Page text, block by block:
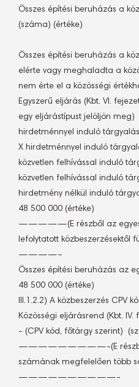
Összes építési beruházás a
(száma) (értéke)
Összes építési beruházás a
elérte vagy meghaladta a
nem érte el a közösségi
Egyszerű eljárás (Kbt. VI.
egy eljárástípust jelöljön meg)
hirdetménnyel induló
X hirdetménnyel induló
közvetlen felhívással induló
közvetlen felhívással induló
hirdetmény nélkül induló
48 500 000 (értéke)
—————(E részből az
lefolytatott közbeszerzésektől
————–
Összes építési beruházás az
48 500 000 (értéke)
III.1.2.2) A közbeszerzés CPV
Közösségi eljárásrend (Kbt. IV.
- (CPV kód, főtárgy szerint)
—————————-(E részből
számának megfelelően több
——————————-